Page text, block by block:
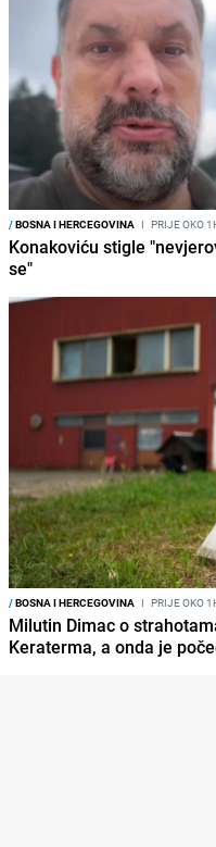
/BOSNA I HERCEGOVINA I PRIJE OKO
Konakoviću stigle
se"
/BOSNA I HERCEGOVINA I PRIJE OKO
Milutin Dimac o
Keraterma, a onda je